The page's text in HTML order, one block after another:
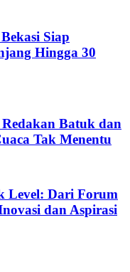
Siap
Hingga 30
Batuk dan
Tak Menentu
Level: Dari Forum
dan Aspirasi